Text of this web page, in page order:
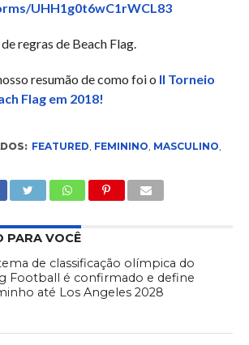
UHH1g0t6wC1rWCL83
regras de Beach Flag.
resumão de como foi o II Torneio
Flag em 2018!
FEATURED, FEMININO, MASCULINO,
PARA VOCÊ
de classificação olímpica do
Football é confirmado e define
até Los Angeles 2028